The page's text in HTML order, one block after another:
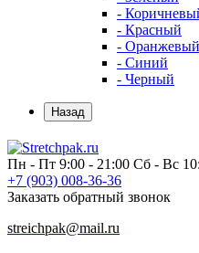
-
- Красный
- Оранжевый
- Синий
- Черный
Назад
Пн - Пт 9:00 - 21:00 Сб - Вс
+7 (903) 008-36-36
Заказать обратный звонок
streichpak@mail.ru